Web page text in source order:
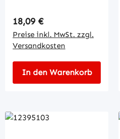
Regulärer Preis:
18,09 €
Preise inkl. MwSt. zzgl.
Versandkosten
In den Warenkorb